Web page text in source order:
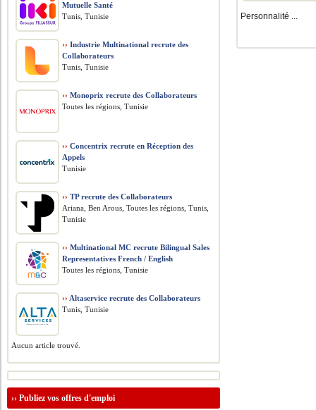
Personnalité ...
Mutuelle Santé
Tunis, Tunisie
›› Industrie Multinational recrute des
Collaborateurs
Tunis, Tunisie
›› Monoprix recrute des Collaborateurs
Toutes les régions, Tunisie
›› Concentrix recrute en Réception des
Appels
Tunisie
›› TP recrute des Collaborateurs
Ariana, Ben Arous, Toutes les régions, Tunis,
Tunisie
›› Multinational MC recrute Bilingual Sales
Representatives French / English
Toutes les régions, Tunisie
›› Altaservice recrute des Collaborateurs
Tunis, Tunisie
Aucun article trouvé.
››Publiez vos offres d'emploi